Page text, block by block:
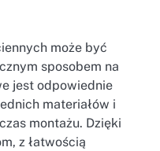
może być
sposobem na
jest odpowiednie
materiałów i
montażu. Dzięki
z łatwością